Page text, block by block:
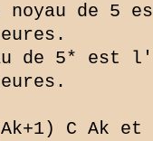
noyau de 5
de 5* est
C Ak et